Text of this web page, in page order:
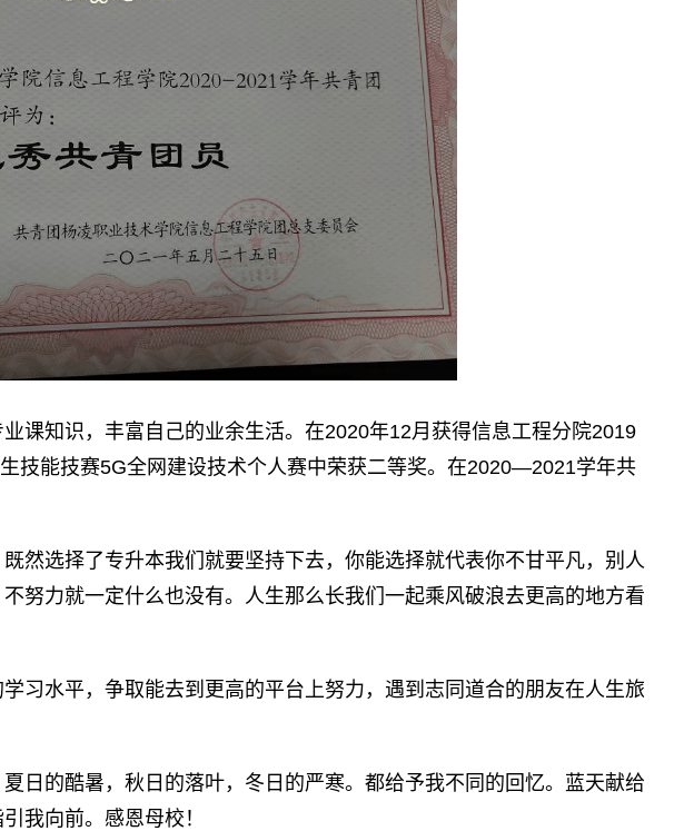
课知识，丰富自己的业余生活。在2020年12月获得信息工程分院2019
技能技赛5G全网建设技术个人赛中荣获二等奖。在2020—2021学年共
然选择了专升本我们就要坚持下去，你能选择就代表你不甘平凡，别人
努力就一定什么也没有。人生那么长我们一起乘风破浪去更高的地方看
习水平，争取能去到更高的平台上努力，遇到志同道合的朋友在人生旅
日的酷暑，秋日的落叶，冬日的严寒。都给予我不同的回忆。蓝天献给
我向前。感恩母校！